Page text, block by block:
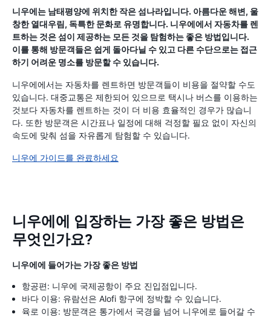
니우에는 남태평양에 위치한 작은 섬나라입니다. 아름다운 해변, 울
창한 열대우림, 독특한 문화로 유명합니다. 니우에에서 자동차를 렌
트하는 것은 섬이 제공하는 모든 것을 탐험하는 좋은 방법입니다.
이를 통해 방문객들은 쉽게 돌아다닐 수 있고 다른 수단으로는 접근
하기 어려운 명소를 방문할 수 있습니다.
니우에에서는 자동차를 렌트하면 방문객들이 비용을 절약할 수도
있습니다. 대중교통은 제한되어 있으므로 택시나 버스를 이용하는
것보다 자동차를 렌트하는 것이 더 비용 효율적인 경우가 많습니
다. 또한 방문객은 시간표나 일정에 대해 걱정할 필요 없이 자신의
속도에 맞춰 섬을 자유롭게 탐험할 수 있습니다.
니우에 가이드를 완료하세요
니우에에 입장하는 가장 좋은 방법은
무엇인가요?
니우에에 들어가는 가장 좋은 방법
항공편: 니우에 국제공항이 주요 진입점입니다.
바다 이용: 유람선은 Alofi 항구에 정박할 수 있습니다.
육로 이용: 방문객은 통가에서 국경을 넘어 니우에로 들어갈 수